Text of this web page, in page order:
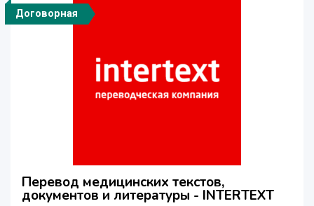
Договорная
Перевод медицинских текстов,
документов и литературы - INTERTEXT